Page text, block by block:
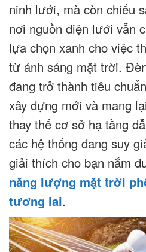
ninh lưới, mà còn chiếu
nơi nguồn điện lưới vẫn
lựa chọn xanh cho việc
từ ánh sáng mặt trời.
đang trở thành tiêu
xây dựng mới và mang
thay thế cơ sở hạ tầng
các hệ thống đang suy
giải thích cho bạn nắm
năng lượng mặt trời
tương lai.